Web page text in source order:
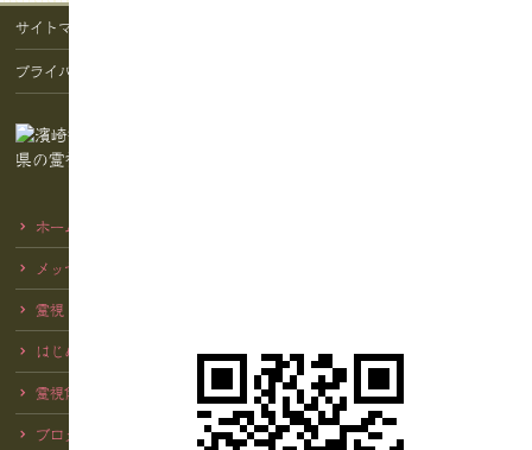
サイトマップ
プライバシーポリシー
ホーム
メッセージ
霊視・水晶・神具
はじめての方へ
霊視体験談
ブログ